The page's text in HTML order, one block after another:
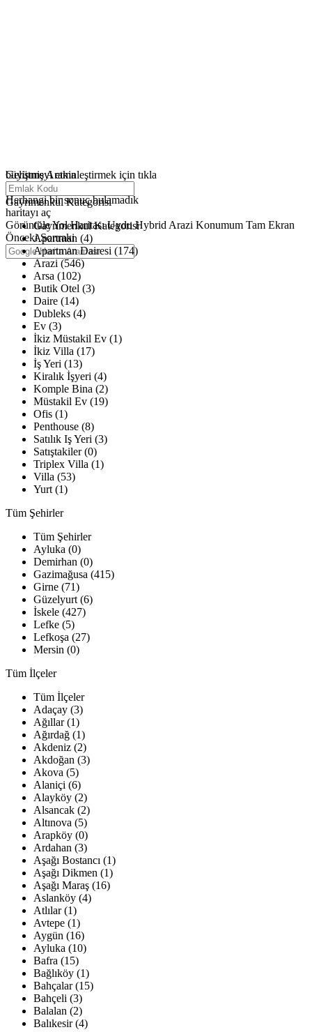
büyütmeyi etkinleştirmek için tıkla
Haritalar yükleniyor
Herhangi bir sonuç bulamadık
haritayı aç
GörüntüleYol Haritası Uydu Hybrid Arazi Konumum Tam Ekran
Önceki Sonraki
Gelişmiş Arama
Gayrimenkul Kategorisi
Gayrimenkul Kategorisi
Apartman (4)
Apartman Dairesi (174)
Arazi (546)
Arsa (102)
Butik Otel (3)
Daire (14)
Dubleks (4)
Ev (3)
İkiz Müstakil Ev (1)
İkiz Villa (17)
İş Yeri (13)
Kiralık İşyeri (4)
Komple Bina (2)
Müstakil Ev (19)
Ofis (1)
Penthouse (8)
Satılık Iş Yeri (3)
Satıştakiler (0)
Triplex Villa (1)
Villa (53)
Yurt (1)
Tüm Şehirler
Tüm Şehirler
Ayluka (0)
Demirhan (0)
Gazimağusa (415)
Girne (71)
Güzelyurt (6)
İskele (427)
Lefke (5)
Lefkoşa (27)
Mersin (0)
Tüm İlçeler
Tüm İlçeler
Adaçay (3)
Ağıllar (1)
Ağırdağ (1)
Akdeniz (2)
Akdoğan (3)
Akova (5)
Alaniçi (6)
Alayköy (2)
Alsancak (2)
Altınova (5)
Arapköy (0)
Ardahan (3)
Aşağı Bostancı (1)
Aşağı Dikmen (1)
Aşağı Maraş (16)
Aslanköy (4)
Atlılar (1)
Avtepe (1)
Aygün (16)
Ayluka (10)
Bafra (15)
Bağlıköy (1)
Bahçalar (15)
Bahçeli (3)
Balalan (2)
Balıkesir (4)